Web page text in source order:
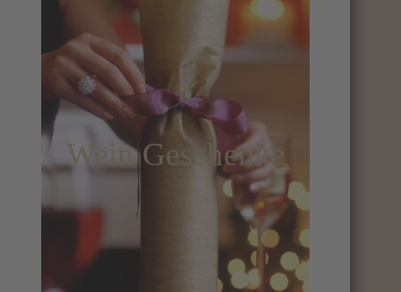
Wein Geschenke